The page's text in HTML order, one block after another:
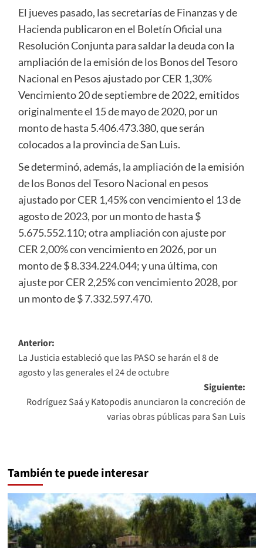
El jueves pasado, las secretarías de Finanzas y de
Hacienda publicaron en el Boletín Oficial una
Resolución Conjunta para saldar la deuda con la
ampliación de la emisión de los Bonos del Tesoro
Nacional en Pesos ajustado por CER 1,30%
Vencimiento 20 de septiembre de 2022, emitidos
originalmente el 15 de mayo de 2020, por un
monto de hasta 5.406.473.380, que serán
colocados a la provincia de San Luis.
Se determinó, además, la ampliación de la emisión
de los Bonos del Tesoro Nacional en pesos
ajustado por CER 1,45% con vencimiento el 13 de
agosto de 2023, por un monto de hasta $
5.675.552.110; otra ampliación con ajuste por
CER 2,00% con vencimiento en 2026, por un
monto de $ 8.334.224.044; y una última, con
ajuste por CER 2,25% con vencimiento 2028, por
un monto de $ 7.332.597.470.
Navegación
de
entradas
Anterior:
La Justicia estableció que las PASO se harán el 8 de
agosto y las generales el 24 de octubre
Siguiente:
Rodríguez Saá y Katopodis anunciaron la concreción de
varias obras públicas para San Luis
También te puede interesar